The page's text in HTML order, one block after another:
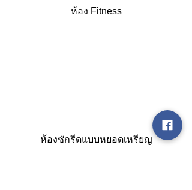
ห้อง Fitness
ห้องซักรีดแบบหยอดเหรียญ